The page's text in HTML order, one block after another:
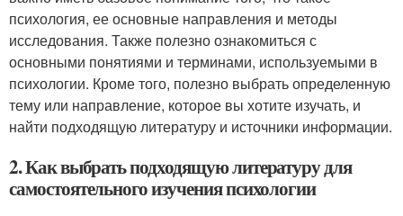
психология, ее основные направления и методы
исследования. Также полезно ознакомиться с
основными понятиями и терминами, используемыми в
психологии. Кроме того, полезно выбрать определенную
тему или направление, которое вы хотите изучать, и
найти подходящую литературу и источники информации.
2. Как выбрать подходящую литературу для
самостоятельного изучения психологии